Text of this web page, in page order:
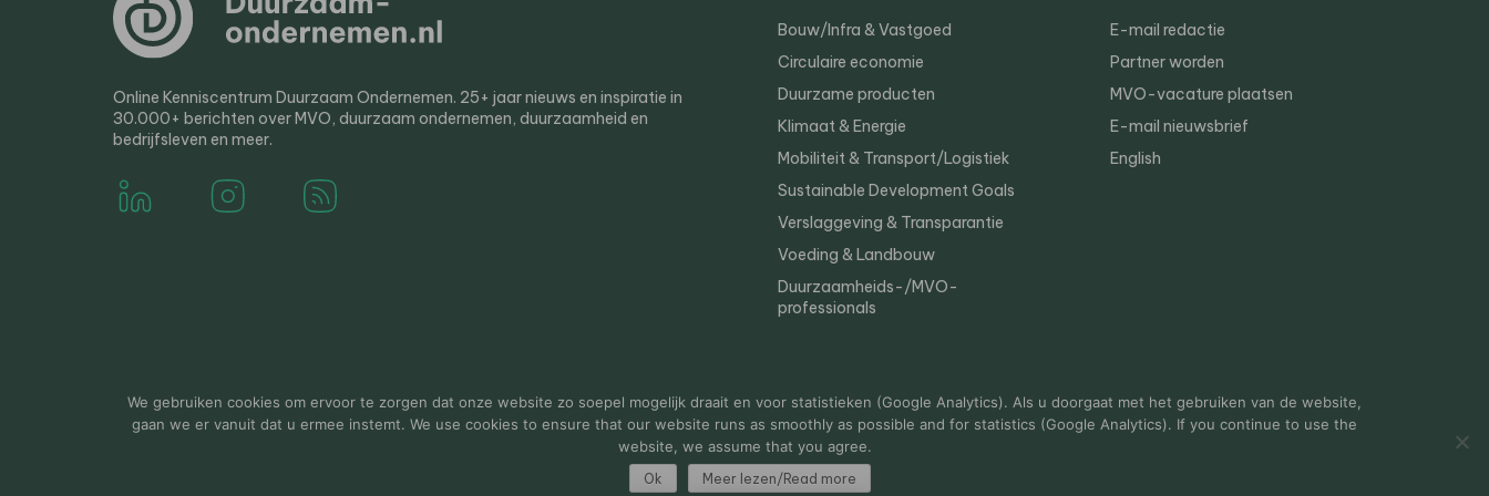
Online Kenniscentrum Duurzaam Ondernemen. 25+ jaar nieuws en inspiratie in
30.000+ berichten over MVO, duurzaam ondernemen, duurzaamheid en
bedrijfsleven en meer.
Bouw/Infra & Vastgoed
Circulaire economie
Duurzame producten
Klimaat & Energie
Mobiliteit & Transport/Logistiek
Sustainable Development Goals
Verslaggeving & Transparantie
Voeding & Landbouw
Duurzaamheids-/MVO-
professionals
E-mail redactie
Partner worden
MVO-vacature plaatsen
E-mail nieuwsbrief
English
© 2000-2026 Van der Molen EIS Colofon Disclaimer Privacy
We gebruiken cookies om ervoor te zorgen dat onze website zo soepel mogelijk draait en voor statistieken (Google Analytics). Als u doorgaat met het gebruiken van de website,
gaan we er vanuit dat u ermee instemt. We use cookies to ensure that our website runs as smoothly as possible and for statistics (Google Analytics). If you continue to use the
website, we assume that you agree.
Ok Meer lezen/Read more